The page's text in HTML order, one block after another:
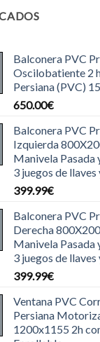
Balconera PVC
Oscilobatiente 2
Persiana (PVC)
650.00€
Balconera PVC
Izquierda
Manivela Pasada
3 juegos de
399.99€
Balconera PVC
Derecha
Manivela Pasada
3 juegos de
399.99€
Ventana PVC
Persiana
1200x1155 2h